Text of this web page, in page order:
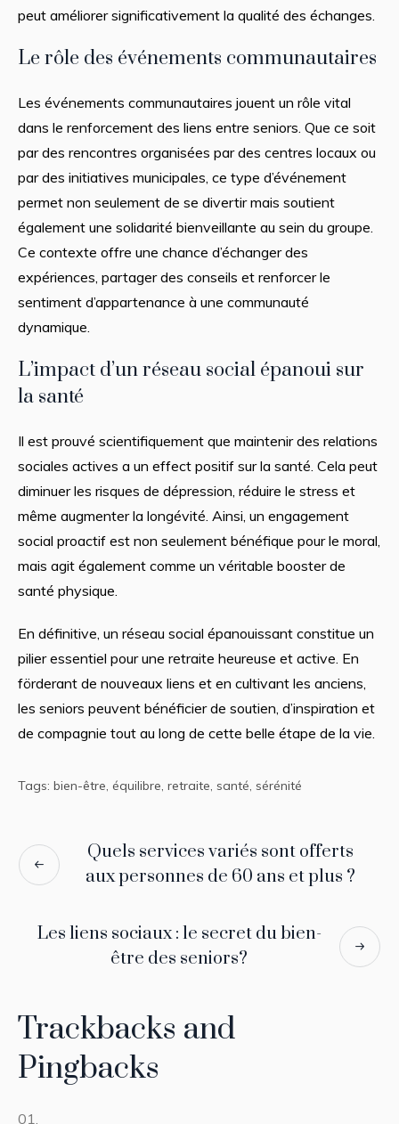
peut améliorer significativement la qualité des échanges.
Le rôle des événements communautaires
Les événements communautaires jouent un rôle vital
dans le renforcement des liens entre seniors. Que ce soit
par des rencontres organisées par des centres locaux ou
par des initiatives municipales, ce type d’événement
permet non seulement de se divertir mais soutient
également une solidarité bienveillante au sein du groupe.
Ce contexte offre une chance d’échanger des
expériences, partager des conseils et renforcer le
sentiment d’appartenance à une communauté
dynamique.
L’impact d’un réseau social épanoui sur
la santé
Il est prouvé scientifiquement que maintenir des relations
sociales actives a un effect positif sur la santé. Cela peut
diminuer les risques de dépression, réduire le stress et
même augmenter la longévité. Ainsi, un engagement
social proactif est non seulement bénéfique pour le moral,
mais agit également comme un véritable booster de
santé physique.
En définitive, un réseau social épanouissant constitue un
pilier essentiel pour une retraite heureuse et active. En
förderant de nouveaux liens et en cultivant les anciens,
les seniors peuvent bénéficier de soutien, d’inspiration et
de compagnie tout au long de cette belle étape de la vie.
Tags: bien-être, équilibre, retraite, santé, sérénité
Quels services variés sont offerts
aux personnes de 60 ans et plus ?
Les liens sociaux : le secret du bien-
être des seniors?
Trackbacks and
Pingbacks